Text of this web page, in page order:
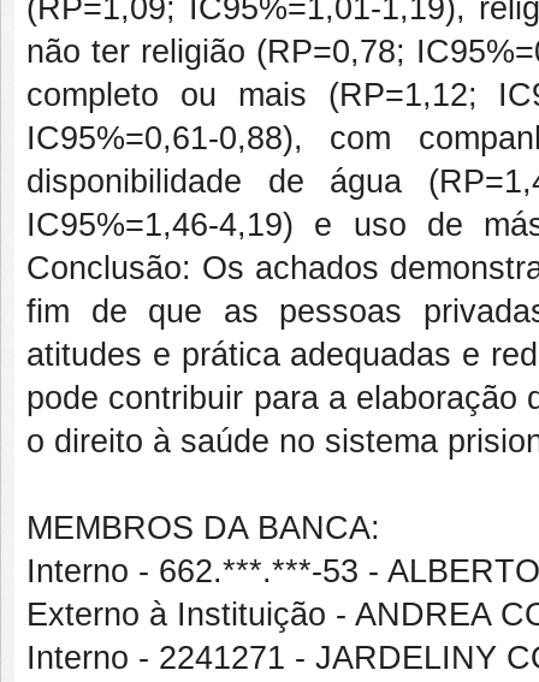
(RP=1,09; IC95%=1,01-1,19),
não ter religião (RP=0,78;
completo ou mais (RP=1,12;
IC95%=0,61-0,88), com
disponibilidade de água
IC95%=1,46-4,19) e uso de
Conclusão: Os achados
fim de que as pessoas
atitudes e prática adequadas e
pode contribuir para a elaboração
o direito à saúde no sistema
MEMBROS DA BANCA:
Interno - 662.***.***-53 -
Externo à Instituição - ANDREA
Interno - 2241271 - JARDELINY